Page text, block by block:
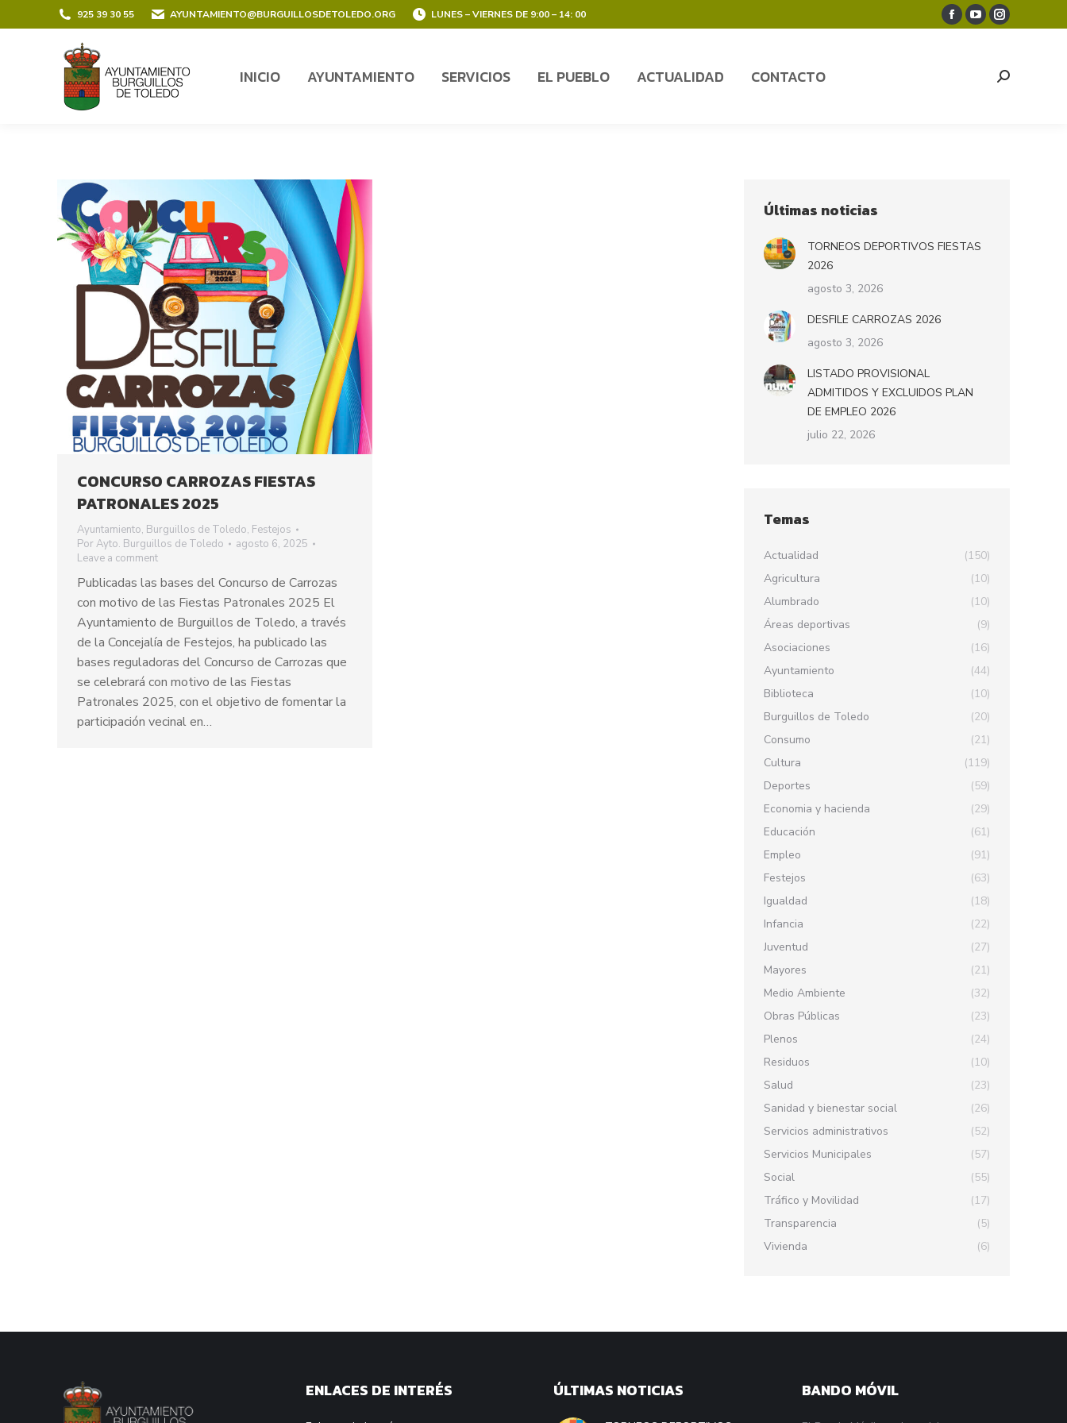
925 39 30 55 AYUNTAMIENTO@BURGUILLOSDETOLEDO.ORG LUNES – VIERNES DE 9:00 – 14: 00
Facebook
YouTubeInstagram
in
INICIO AYUNTAMIENTO SERVICIOS EL PUEBLO ACTUALIDAD CONTACTO Search:
CONCURSO CARROZAS FIESTAS
PATRONALES 2025
Ayuntamiento, Burguillos de Toledo, Festejos
PorAyto. Burguillos de Toledo
agosto 6, 2025
Leave a comment
Publicadas las bases del Concurso de Carrozas
con motivo de las Fiestas Patronales 2025 El
Ayuntamiento de Burguillos de Toledo, a través
de la Concejalía de Festejos, ha publicado las
bases reguladoras del Concurso de Carrozas que
se celebrará con motivo de las Fiestas
Patronales 2025, con el objetivo de fomentar la
participación vecinal en…
Últimas noticias
TORNEOS DEPORTIVOS FIESTAS
2026
agosto 3, 2026
DESFILE CARROZAS 2026
agosto 3, 2026
LISTADO PROVISIONAL
ADMITIDOS Y EXCLUIDOS PLAN
DE EMPLEO 2026
julio 22, 2026
Temas
Actualidad
(150)
Agricultura
(10)
Alumbrado
(10)
Áreas deportivas
(9)
Asociaciones
(16)
Ayuntamiento
(44)
Biblioteca
(10)
Burguillos de Toledo
(20)
Consumo
(21)
Cultura
(119)
Deportes
(59)
Economia y hacienda
(29)
Educación
(61)
Empleo
(91)
Festejos
(63)
Igualdad
(18)
Infancia
(22)
Juventud
(27)
Mayores
(21)
Medio Ambiente
(32)
Obras Públicas
(23)
Plenos
(24)
Residuos
(10)
Salud
(23)
Sanidad y bienestar social
(26)
Servicios administrativos
(52)
Servicios Municipales
(57)
Social
(55)
Tráfico y Movilidad
(17)
Transparencia
(5)
Vivienda
(6)
ENLACES DE INTERÉS ÚLTIMAS NOTICIAS BANDO MÓVIL
INICIO AYUNTAMIENTO SERVICIOS EL PUEBLO ACTUALIDAD CONTACTO